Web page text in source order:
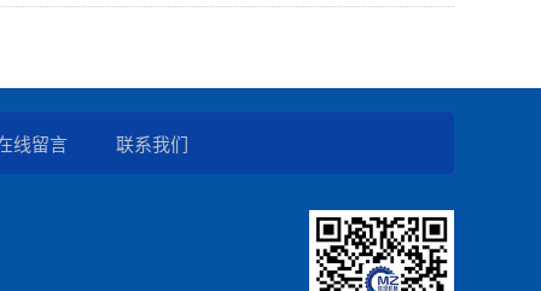
线留言 联系我们